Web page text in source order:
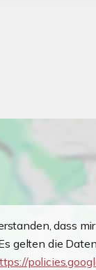
dass
gelten die